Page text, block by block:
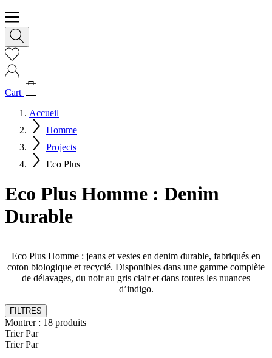
Cart
Accueil
Homme
Projects
Eco Plus
Eco Plus Homme : Denim
Durable
Eco Plus Homme : jeans et vestes en denim durable, fabriqués en
coton biologique et recyclé. Disponibles dans une gamme complète
de délavages, du noir au gris clair et dans toutes les nuances
d’indigo.
FILTRES
Montrer : 18 produits
Trier Par
Trier Par